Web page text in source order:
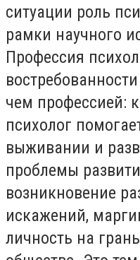
ситуации роль
рамки научного
Профессия
чем профессией:
психолог
выживании и
проблемы
возникновение
искажений,
личность на